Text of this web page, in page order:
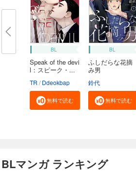
BL
Speak of the devi
l：スピーク・...
TR Ddeokbap
無料で読む
BL
ふしだらな花摘
み男
鈴代
無料で読む
BLマンガ ランキング